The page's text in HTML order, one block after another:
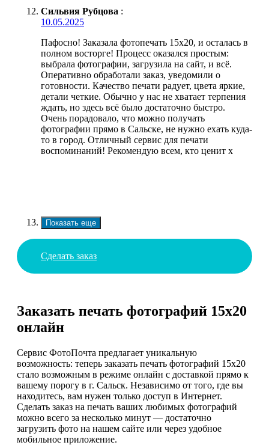
Сильвия Рубцова :
10.05.2025
Пафосно! Заказала фотопечать 15х20, и осталась в
полном восторге! Процесс оказался простым:
выбрала фотографии, загрузила на сайт, и всё.
Оперативно обработали заказ, уведомили о
готовности. Качество печати радует, цвета яркие,
детали четкие. Обычно у нас не хватает терпения
ждать, но здесь всё было достаточно быстро.
Очень порадовало, что можно получать
фотографии прямо в Сальске, не нужно ехать куда-
то в город. Отличный сервис для печати
воспоминаний! Рекомендую всем, кто ценит х
Показать еще
Сделать заказ
Заказать печать фотографий 15х20
онлайн
Сервис ФотоПочта предлагает уникальную
возможность: теперь заказать печать фотографий 15х20
стало возможным в режиме онлайн с доставкой прямо к
вашему порогу в г. Сальск. Независимо от того, где вы
находитесь, вам нужен только доступ в Интернет.
Сделать заказ на печать ваших любимых фотографий
можно всего за несколько минут — достаточно
загрузить фото на нашем сайте или через удобное
мобильное приложение.